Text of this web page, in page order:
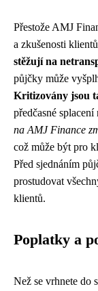
Přestože AMJ
a zkušenosti
stěžují na
půjčky může
Kritizovány jsou
předčasné
na AMJ Finance
což může být pro
Před sjednáním
prostudovat
klientů.
Poplatky a
Než se vrhnete do